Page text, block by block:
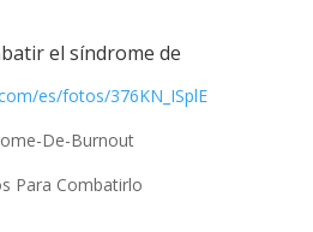
el síndrome de
es/fotos/376KN_ISplE
De-Burnout
Para Combatirlo